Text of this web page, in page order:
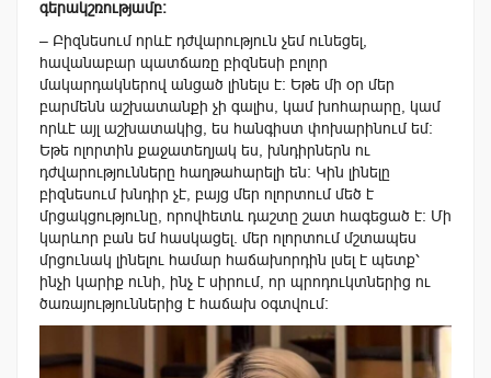
գերակշռությամբ:
– Բիզնեսում որևէ դժվարություն չեմ ունեցել,
հավանաբար պատճառը բիզնեսի բոլոր
մակարդակներով անցած լինելս է: Եթե մի օր մեր
բարմենն աշխատանքի չի գալիս, կամ խոհարարը, կամ
որևէ այլ աշխատակից, ես հանգիստ փոխարինում եմ:
Եթե ոլորտին քաջատեղյակ ես, խնդիրներն ու
դժվարությունները հաղթահարելի են: Կին լինելը
բիզնեսում խնդիր չէ բայց մեր ոլորտում մեծ է
մրցակցությունը, որովհետև դաշտը շատ հագեցած է: Մի
կարևոր բան եմ հասկացել. մեր ոլորտում մշտապես
մրցունակ լինելու համար հաճախորդին լսել է պետք՝
ինչի կարիք ունի, ինչ է սիրում, որ պրոդուկտներից ու
ծառայություններից է հաճախ օգտվում: